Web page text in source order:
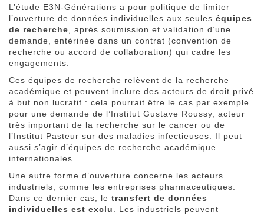
L’étude E3N-Générations a pour politique de limiter
l’ouverture de données individuelles aux seules équipes
de recherche, après soumission et validation d’une
demande, entérinée dans un contrat (convention de
recherche ou accord de collaboration) qui cadre les
engagements.
Ces équipes de recherche relèvent de la recherche
académique et peuvent inclure des acteurs de droit privé
à but non lucratif : cela pourrait être le cas par exemple
pour une demande de l’Institut Gustave Roussy, acteur
très important de la recherche sur le cancer ou de
l’Institut Pasteur sur des maladies infectieuses. Il peut
aussi s’agir d’équipes de recherche académique
internationales.
Une autre forme d’ouverture concerne les acteurs
industriels, comme les entreprises pharmaceutiques.
Dans ce dernier cas, le transfert de données
individuelles est exclu. Les industriels peuvent